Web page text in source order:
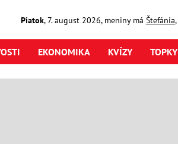
Piatok,7. august2026, meniny má Štefánia
EKONOMIKA KVÍZY